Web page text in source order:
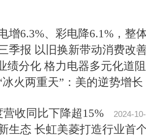
增6.3%、彩电降6.1%，整
季报 以旧换新带动消费改
绩分化 格力电器多元化道
火两重天”：美的逆势增
收同比下降超15% 2024-
生态 长虹美菱打造行业首